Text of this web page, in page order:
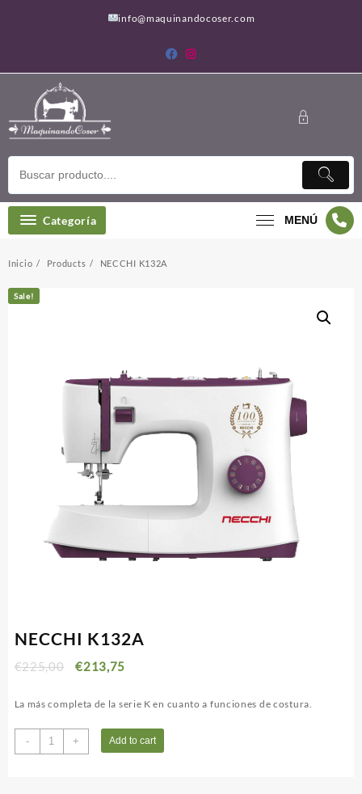
info@maquinandocoser.com
Categoría MENÚ
Inicio Products NECCHI K132A
Sale!
NECCHI K132A
€225,00 €213,75
La más completa de la serie K en cuanto a funciones de costura.
-
NECCHI
K132A
+ Add to cart